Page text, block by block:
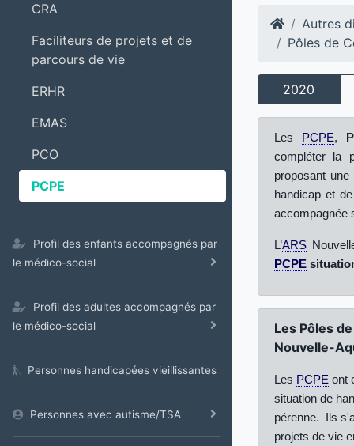
CRA
Faciliteurs de projets et de
parcours de vie
ERHR
EMAS
PCO
PCPE
Profil des enfants accompagnés par
le médico-social
Profil des adultes accompagnés par
le médico-social
Personnes handicapées vieillissantes
Personnes avec autisme/TSA
Autres
Pôles de
2020
Les PCPE,
compléter la
proposant
handicap et
accompagnée
L’ARS
PCPE
Les Pôles
Nouvelle-
Les PCPE ont
situation de
pérenne. Ils
projets de vie